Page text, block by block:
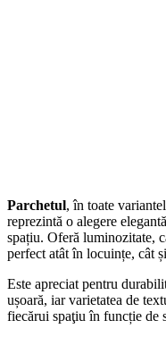
Parchetul, în toate
reprezintă o alegere
spațiu. Oferă luminozitate,
perfect atât în locuințe, cât
Este apreciat pentru
ușoară, iar varietatea de
fiecărui spaţiu în funcție de